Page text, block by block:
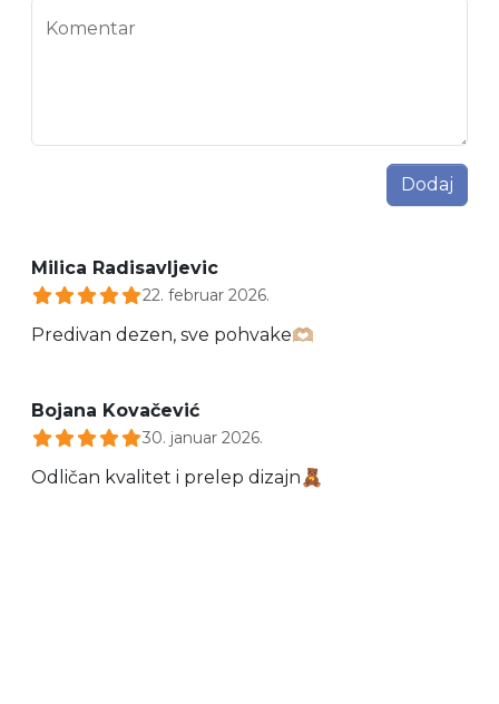
Komentar
Dodaj
Milica Radisavljevic
22. februar 2026.
Predivan dezen, sve pohvake🫶🏼
Bojana Kovačević
30. januar 2026.
Odličan kvalitet i prelep dizajn🧸